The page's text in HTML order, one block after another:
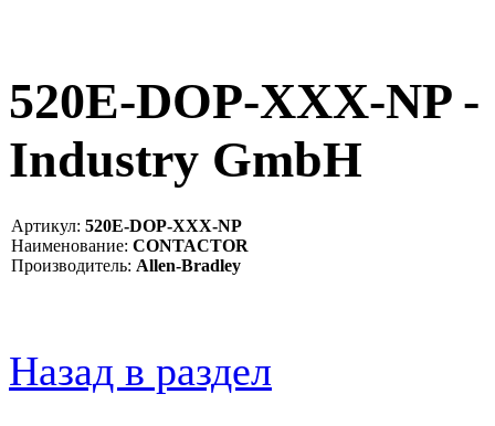
520E-DOP-XXX-NP
Industry GmbH
Артикул: 520E-DOP-XXX-NP
Наименование: CONTACTOR
Производитель: Allen-Bradley
Назад в раздел